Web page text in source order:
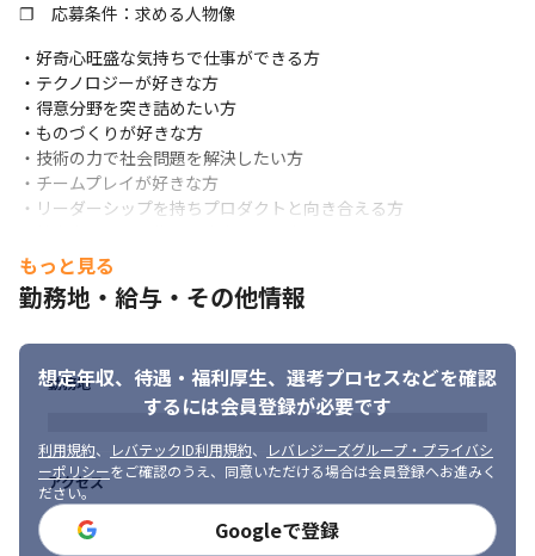
スクラムのフレームワークを採用し、アジャイル開発を行ってい
ます。
マイクロサービスごとに各チーム3-8人のチーム構成で開発を進め
ています。チーム毎に1-2週間の単位で「プランニング→開発→レ
ビュー→振り返り」のサイクルをまわし、細かい粒度で動くもの
を開発しています。このサイクルの中で、チーム外の関係者とも
密に連携を取り、不確実性の削減に取り組んでいます。
❐　応募条件：求める人物像
・好奇心旺盛な気持ちで仕事ができる方
・テクノロジーが好きな方
・得意分野を突き詰めたい方
・ものづくりが好きな方
・技術の力で社会問題を解決したい方
・チームプレイが好きな方
・リーダーシップを持ちプロダクトと向き合える方
もっと見る
勤務地・給与・その他情報
想定年収、待遇・福利厚生、 選考プロセスなどを確認
するには会員登録が必要です
利用規約、 レバテックID利用規約、
レバレジーズグループ・プライバシ
ーポリシーをご確認のうえ、同意いただける場合は会員登録へお進みく
ださい。
Googleで登録
勤務地
アクセス